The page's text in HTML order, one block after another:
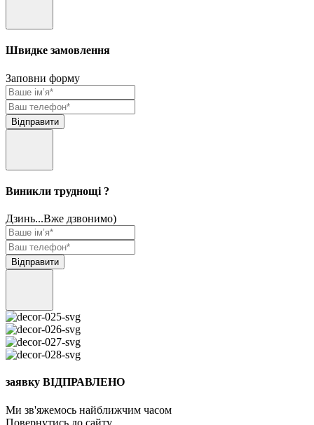
Швидке замовлення
Заповни форму
Виникли труднощі ?
Дзинь...Вже дзвонимо)
заявку ВІДПРАВЛЕНО
Ми зв'яжемось найближчим часом
Повернутись до сайту